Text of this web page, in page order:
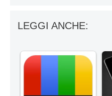
LEGGI ANCHE: